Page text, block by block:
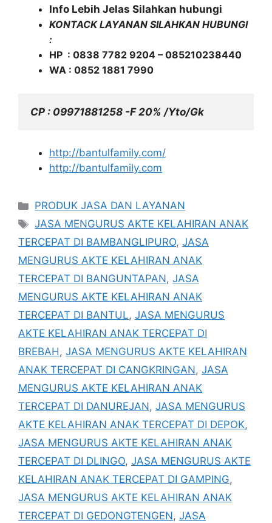
Info Lebih Jelas Silahkan hubungi
KONTACK LAYANAN SILAHKAN HUBUNGI
:
HP : 0838 7782 9204 – 085210238440
WA : 0852 1881 7990
CP : 09971881258 -F 20% /Yto/Gk
http://bantulfamily.com/
http://bantulfamily.com
Kategori
PRODUK JASA DAN LAYANAN
Tag
JASA MENGURUS AKTE KELAHIRAN ANAK
TERCEPAT DI BAMBANGLIPURO, JASA
MENGURUS AKTE KELAHIRAN ANAK
TERCEPAT DI BANGUNTAPAN, JASA
MENGURUS AKTE KELAHIRAN ANAK
TERCEPAT DI BANTUL, JASA MENGURUS
AKTE KELAHIRAN ANAK TERCEPAT DI
BREBAH, JASA MENGURUS AKTE KELAHIRAN
ANAK TERCEPAT DI CANGKRINGAN, JASA
MENGURUS AKTE KELAHIRAN ANAK
TERCEPAT DI DANUREJAN, JASA MENGURUS
AKTE KELAHIRAN ANAK TERCEPAT DI DEPOK,
JASA MENGURUS AKTE KELAHIRAN ANAK
TERCEPAT DI DLINGO, JASA MENGURUS AKTE
KELAHIRAN ANAK TERCEPAT DI GAMPING,
JASA MENGURUS AKTE KELAHIRAN ANAK
TERCEPAT DI GEDONGTENGEN, JASA